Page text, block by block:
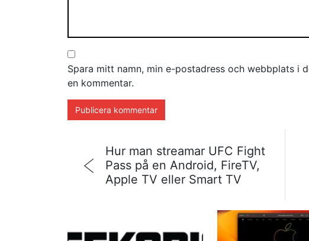
Spara mitt namn, min e-postadress och webbplats i
en kommentar.
Hur man streamar UFC Fight
Pass på en Android, FireTV,
Apple TV eller Smart TV